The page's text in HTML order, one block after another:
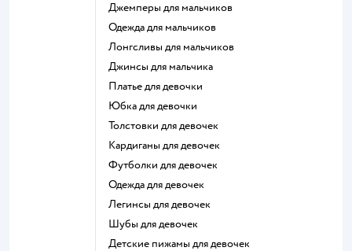
Джемперы для мальчиков
Одежда для мальчиков
Лонгсливы для мальчиков
Джинсы для мальчика
Платье для девочки
Юбка для девочки
Толстовки для девочек
Кардиганы для девочек
Футболки для девочек
Одежда для девочек
Легинсы для девочек
Шубы для девочек
Детские пижамы для девочек